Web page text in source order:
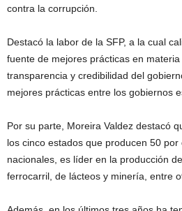
contra la corrupción.
Destacó la labor de la SFP, a la cual
fuente de mejores prácticas en materia
transparencia y credibilidad del
mejores prácticas entre los gobiernos
Por su parte, Moreira Valdez destacó
los cinco estados que producen 50
nacionales, es líder en la producción
ferrocarril, de lácteos y minería, entre